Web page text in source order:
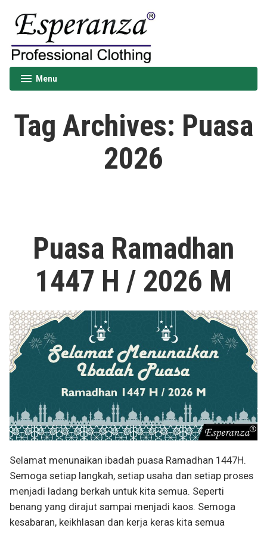
content
Esperanza
Menu
expanded
collapsed
Tag Archives: Puasa
2026
Puasa Ramadhan
1447 H / 2026 M
Selamat menunaikan ibadah puasa Ramadhan 1447H.
Semoga setiap langkah, setiap usaha dan setiap proses
menjadi ladang berkah untuk kita semua. Seperti
benang yang dirajut sampai menjadi kaos. Semoga
kesabaran, keikhlasan dan kerja keras kita semua